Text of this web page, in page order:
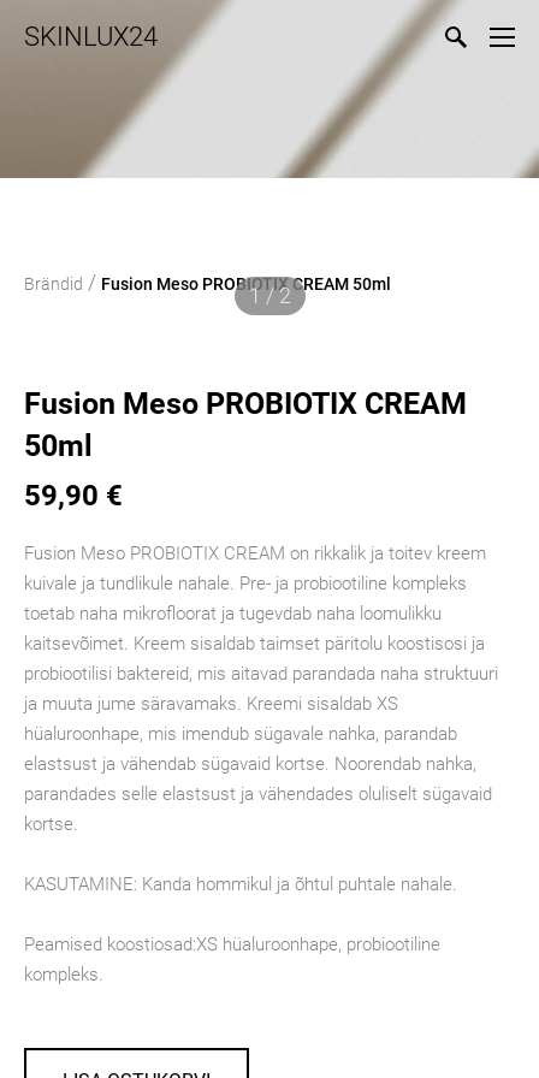
SKINLUX24
Brändid / Fusion Meso PROBIOTIX CREAM 50ml
1 / 2
Fusion Meso PROBIOTIX CREAM
50ml
59,90 €
Fusion Meso PROBIOTIX CREAM on rikkalik ja toitev kreem
kuivale ja tundlikule nahale. Pre- ja probiootiline kompleks
toetab naha mikrofloorat ja tugevdab naha loomulikku
kaitsevõimet. Kreem sisaldab taimset päritolu koostisosi ja
probiootilisi baktereid, mis aitavad parandada naha struktuuri
ja muuta jume säravamaks. Kreemi sisaldab XS
hüaluroonhape, mis imendub sügavale nahka, parandab
elastsust ja vähendab sügavaid kortse. Noorendab nahka,
parandades selle elastsust ja vähendades oluliselt sügavaid
kortse.
KASUTAMINE: Kanda hommikul ja õhtul puhtale nahale.
Peamised koostiosad:XS hüaluroonhape, probiootiline
kompleks.